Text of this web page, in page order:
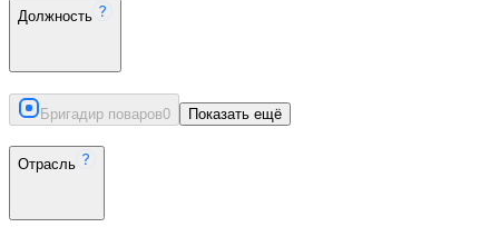
Должность
Бригадир поваров0 Показать ещё
Отрасль